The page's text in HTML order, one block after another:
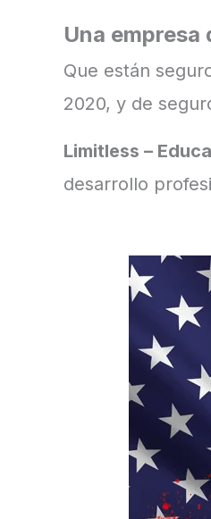
Una
Que están
2020, y de
Limitless –
desarrollo